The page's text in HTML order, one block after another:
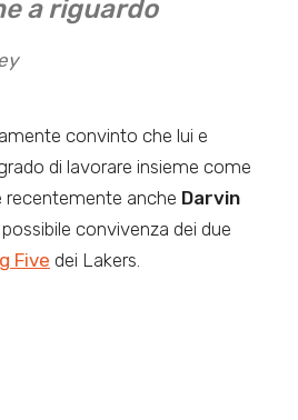
a riguardo
convinto che lui e
di lavorare insieme come
recentemente anche Darvin
convivenza dei due
Five dei Lakers.